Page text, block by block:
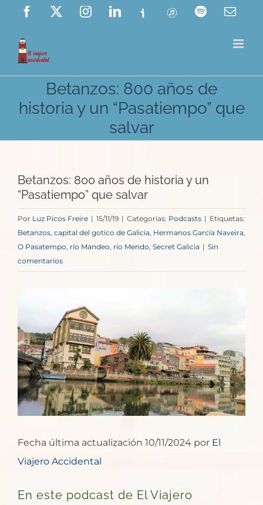
Saltar
contenido
Facebook InstagramLinkedIn
Ivoox ITunes Spotify
Betanzos: 800 años de
historia y un “Pasatiempo” que
salvar
Betanzos: 800 años de historia y un
“Pasatiempo” que salvar
Por Luz Picos Freire | 15/11/19 | Categorías: Podcasts | Etiquetas:
Betanzos, capital del gotico de Galicia Hermanos García Naveira
O Pasatempo río Mandeo río Mendo Secret Galicia | Sin
comentarios
más
grande
Fecha última actualización 10/11/2024 por El
Viajero Accidental
En este podcast de El Viajero